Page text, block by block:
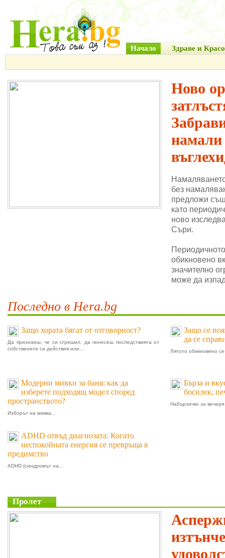
Начало Здраве и
Ново
намали
без
предложи
като
ново
Съри.
обикновено
значително
може да
Последно в Hera.bg
Защо хората бягат от отговорност?
Да признаеш, че си сгрешил, да понесеш последствията от
собствените си действия или...
Защо се
да се
Лятото обикновено
Модерни мивки за баня: как да
изберете подходящ модел според
пространството?
Изборът на мивка...
Бърза и
босилек,
Набързичко за
ADHD отвъд диагнозата: Когато
неспокойната енергия се превръща в
предимство
ADHD (синдромът на...
Пролет